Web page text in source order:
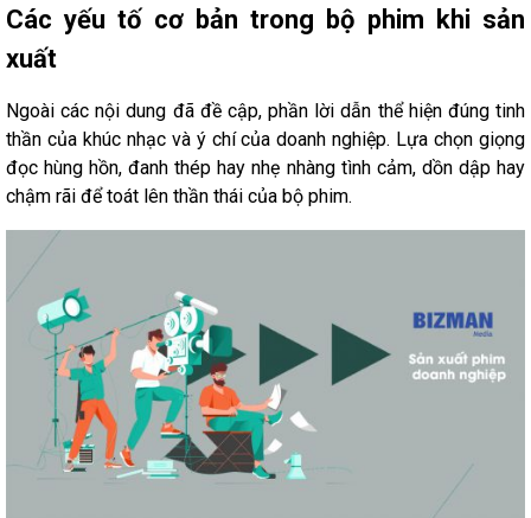
Các yếu tố cơ bản trong bộ phim khi sản
xuất
Ngoài các nội dung đã đề cập, phần lời dẫn thể hiện đúng tinh
thần của khúc nhạc và ý chí của doanh nghiệp. Lựa chọn giọng
đọc hùng hồn, đanh thép hay nhẹ nhàng tình cảm, dồn dập hay
chậm rãi để toát lên thần thái của bộ phim.